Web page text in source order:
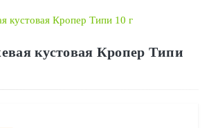
кустовая Кропер Типи 10 г
кустовая Кропер Типи